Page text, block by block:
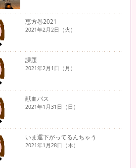
恵方巻2021
2021年2月2日（火）
課題
2021年2月1日（月）
献血バス
2021年1月31日（日）
いま運下がってるんちゃう
2021年1月28日（木）